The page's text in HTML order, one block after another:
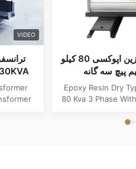
ترانسفورماتور توزیع خشک رزین اپوکسی 80 کیلو
پیچ سه گانه
Epoxy Resin Dry
80 Kva 3 Phase
transformer,
VIDEO
630KVA ترانسفورماتور ابزار افزاینده کاهنده